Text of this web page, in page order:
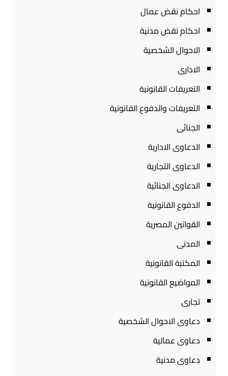
احكام نقض عمال
احكام نقض مدنية
الاحوال الشخصية
الادارى
التعريفات القانونية
التعريفات والدفوع القانونية
الجنائى
الدعاوى الادارية
الدعاوى التجارية
الدعاوى الجنائية
الدفوع القانونية
القوانين المصرية
المدنى
المكتبة القانونية
المواضيع القانونية
تجارى
دعاوى الاحوال الشخصية
دعاوى عمالية
دعاوى مدنية